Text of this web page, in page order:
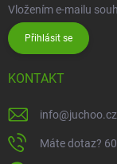
Vložením e-mailu
Přihlásit se
KONTAKT
info@juchoo.cz
Máte dotaz?